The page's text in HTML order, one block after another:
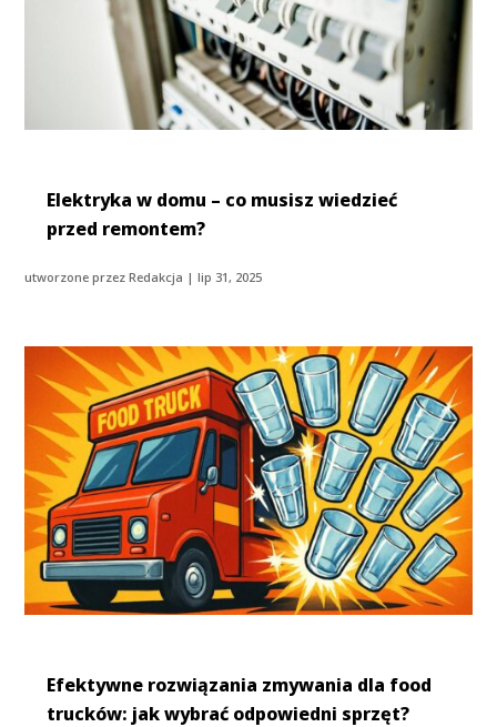
Elektryka w domu – co musisz wiedzieć
przed remontem?
utworzone przezRedakcja |lip 31, 2025
Efektywne rozwiązania zmywania dla food
trucków: jak wybrać odpowiedni sprzęt?